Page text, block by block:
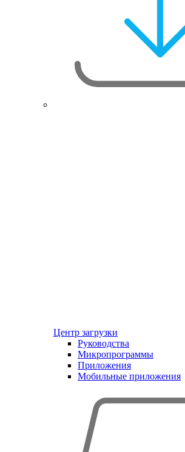
Центр загрузки
Руководства
Микропрограммы
Приложения
Мобильные приложения